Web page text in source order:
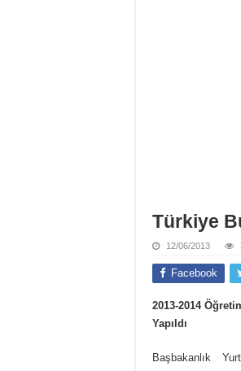
Türkiye
12/06/2013
Facebook
2013-2014
Yapıldı
Başbakanlık